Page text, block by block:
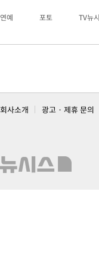
연예 포토 TV뉴
회사소개 광고 · 제휴 문의